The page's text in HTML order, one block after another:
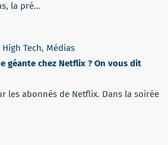
la pré...
High Tech, Médias
géante chez Netflix ? On vous dit
les abonnés de Netflix. Dans la soirée